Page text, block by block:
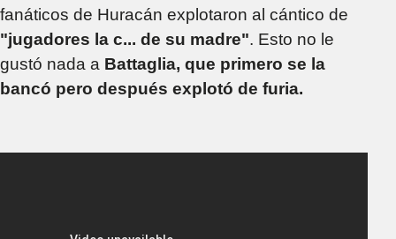
fanáticos de Huracán explotaron al cántico de
"jugadores la c... de su madre". Esto no le
gustó nada a Battaglia, que primero se la
bancó pero después explotó de furia.